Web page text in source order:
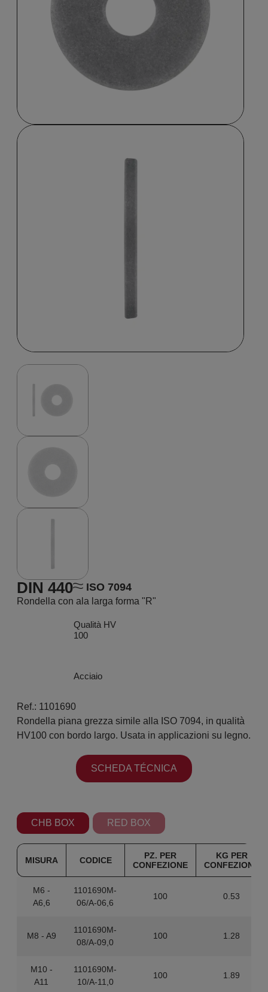
DIN 440 ISO 7094
Rondella con ala larga forma "R"
Qualità HV
100
Acciaio
Ref.: 1101690
Rondella piana grezza simile alla ISO 7094, in qualità
HV100 con bordo largo. Usata in applicazioni su legno.
SCHEDA TÉCNICA
CHB BOX RED BOX
MISURA CODICE
PZ. PER
CONFEZIONE
KG PER
CONFEZIONE
M6 -
A6,6
1101690M-
06/A-06,6
100 0.53
M8 - A9
1101690M-
08/A-09,0
100 1.28
M10 -
A11
1101690M-
10/A-11,0
100 1.89